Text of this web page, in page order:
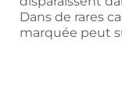
Dans de rares
marquée peut